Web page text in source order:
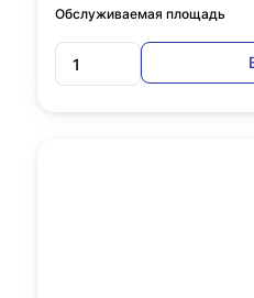
Обслуживаемая площадь